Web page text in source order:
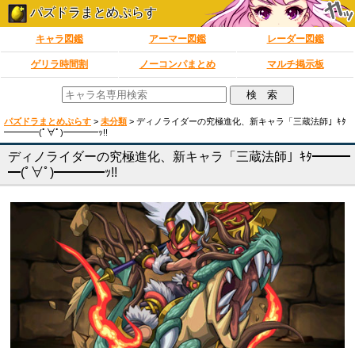
パズドラまとめぷらす
キャラ図鑑 アーマー図鑑 レーダー図鑑
ゲリラ時間割 ノーコンパまとめ マルチ掲示板
パズドラまとめぷらす > 未分類 > ディノライダーの究極進化、新キャラ「三蔵法師」ｷﾀ
━━━━(ﾟ∀ﾟ)━━━━ｯ!!
ディノライダーの究極進化、新キャラ「三蔵法師」ｷﾀ━━━
━(ﾟ∀ﾟ)━━━━ｯ!!